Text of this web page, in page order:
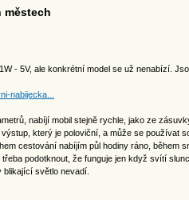
městech
- 5V, ale konkrétní model se už nenabízí.
nabijecka...
nabíjí mobil stejně rychle, jako ze
který je poloviční, a může se používat
cestování nabíjím půl hodiny ráno, během
podotknout, že funguje jen když svítí
světlo nevadí.